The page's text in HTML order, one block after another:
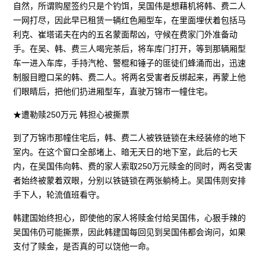
自然，所谓购屋签约只是个钓饵，吴国伟是想藉机将韩、费二人
一网打尽，因此早已租赁一辆红色厢型车，在里面埋伏着包括马
利克、崔塔诺夫在内的五名蒙面帮凶，守候在费家门外准备动
手。在吴、韩、费三人喝完茶后，将车库门打开，等到那辆厢型
车一进入车库，手持汽枪、警棍和锤子的匪徒们蜂涌而出，迅速
制服目瞪口呆的韩、费二人。将两名受害者反绑起来，再蒙上他
们眼睛后，把他们扔进厢型车，直驶万锦市一幢住宅。
★遭勒赎250万元 韩担心被撕票
到了万锦市那幢住宅后，韩、费二人被铁链锁在未经装修的地下
室内。在这个窗口全部堵上、暗无天日的地下室，此后的七天
内，在吴国伟向韩、费的家人索取250万元赎金的同时，两名受害
者始终被蒙着双眼，分别以铁链锁在两张躺椅上。吴国伟则安排
手下人，轮流值班看守。
韩建国始终担心，即使他的家人将赎金付给吴国伟，心狠手辣的
吴国伟仍可能撕票，因此韩建国每回见到吴国伟都会询问，如果
支付了赎金，是否真的可以饶他一命。